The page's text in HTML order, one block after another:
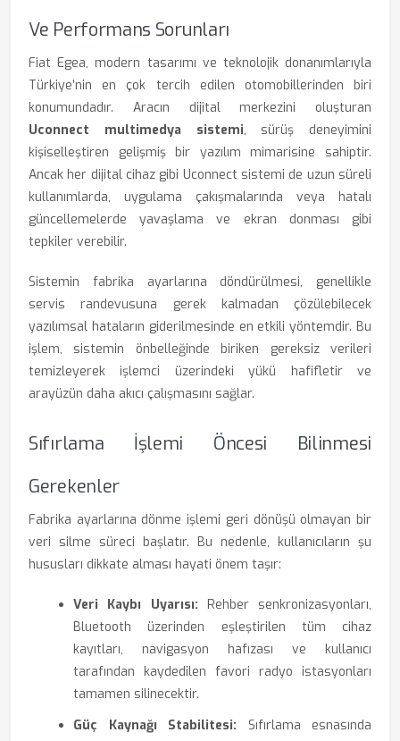
Ve Performans Sorunları
Fiat Egea, modern tasarımı ve teknolojik donanımlarıyla
Türkiye’nin en çok tercih edilen otomobillerinden biri
konumundadır. Aracın dijital merkezini oluşturan
Uconnect multimedya sistemi, sürüş deneyimini
kişiselleştiren gelişmiş bir yazılım mimarisine sahiptir.
Ancak her dijital cihaz gibi Uconnect sistemi de uzun süreli
kullanımlarda, uygulama çakışmalarında veya hatalı
güncellemelerde yavaşlama ve ekran donması gibi
tepkiler verebilir.
Sistemin fabrika ayarlarına döndürülmesi, genellikle
servis randevusuna gerek kalmadan çözülebilecek
yazılımsal hataların giderilmesinde en etkili yöntemdir. Bu
işlem, sistemin önbelleğinde biriken gereksiz verileri
temizleyerek işlemci üzerindeki yükü hafifletir ve
arayüzün daha akıcı çalışmasını sağlar.
Sıfırlama İşlemi Öncesi Bilinmesi
Gerekenler
Fabrika ayarlarına dönme işlemi geri dönüşü olmayan bir
veri silme süreci başlatır. Bu nedenle, kullanıcıların şu
hususları dikkate alması hayati önem taşır:
Veri Kaybı Uyarısı: Rehber senkronizasyonları,
Bluetooth üzerinden eşleştirilen tüm cihaz
kayıtları, navigasyon hafızası ve kullanıcı
tarafından kaydedilen favori radyo istasyonları
tamamen silinecektir.
Güç Kaynağı Stabilitesi: Sıfırlama esnasında